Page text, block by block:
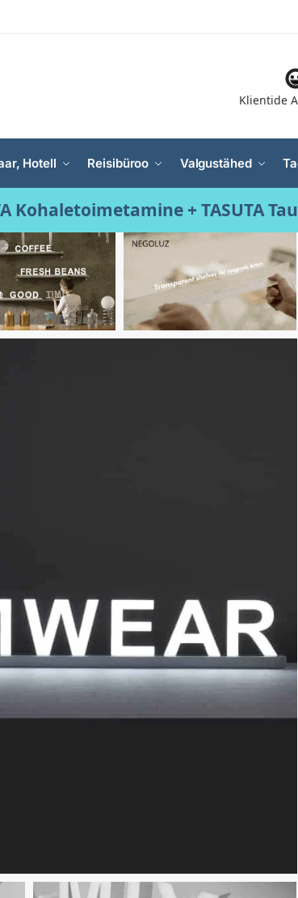
Klientide
Hotell Reisibüroo Valgustähed
Kohaletoimetamine + TASUTA